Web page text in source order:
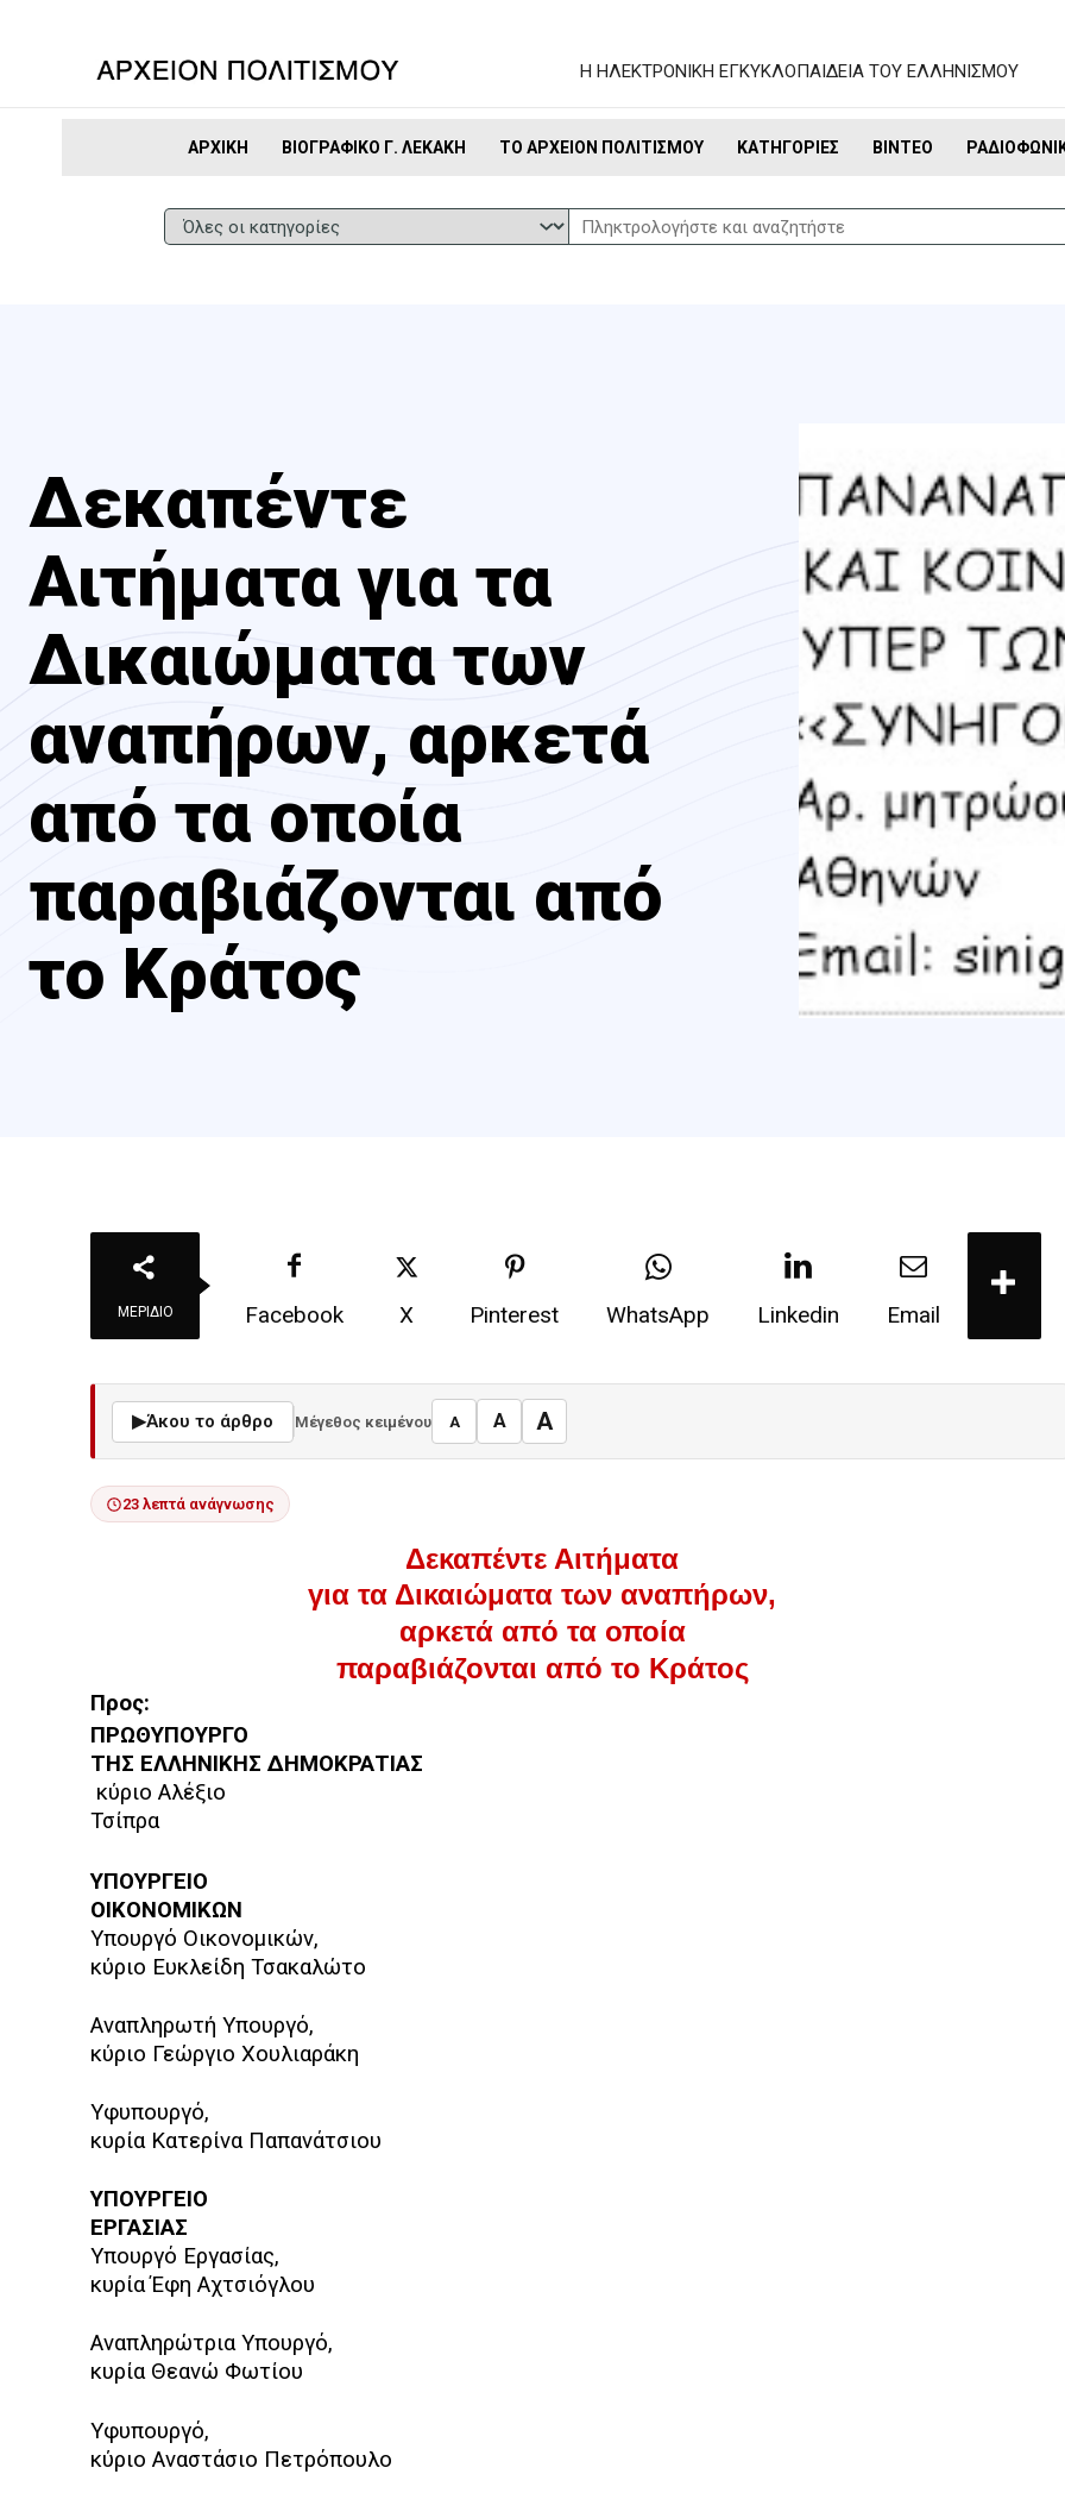
Η ΗΛΕΚΤΡΟΝΙΚΗ ΕΓΚΥΚΛΟΠΑΙΔΕΙΑ ΤΟΥ ΕΛΛΗΝΙΣΜΟΥ
ΑΡΧΙΚΉ ΒΙΟΓΡΑΦΙΚΌ Γ. ΛΕΚΆΚΗ ΤΟ ΑΡΧΕΊΟΝ ΠΟΛΙΤΙΣΜΟΎ ΚΑΤΗΓΟΡΊΕΣ ΒΊΝΤΕΟ
Δεκαπέντε
Αιτήματα για τα
Δικαιώματα των
αναπήρων, αρκετά
από τα οποία
παραβιάζονται από
το Κράτος
ΜΕΡΊΔΙΟ Facebook X Pinterest WhatsApp Linkedin Email
▶Άκου το άρθρο Μέγεθος κειμένου A A A
23 λεπτά ανάγνωσης
Δεκαπέντε Αιτήματα
για τα Δικαιώματα των αναπήρων,
αρκετά από τα οποία
παραβιάζονται από το Κράτος
Προς:
ΠΡΩΘΥΠΟΥΡΓΟ
ΤΗΣ ΕΛΛΗΝΙΚΗΣ ΔΗΜΟΚΡΑΤΙΑΣ
κύριο Αλέξιο
Τσίπρα
ΥΠΟΥΡΓΕΙΟ
ΟΙΚΟΝΟΜΙΚΩΝ
Υπουργό Οικονομικών,
κύριο Ευκλείδη Τσακαλώτο
Αναπληρωτή Υπουργό,
κύριο Γεώργιο Χουλιαράκη
Υφυπουργό,
κυρία Κατερίνα Παπανάτσιου
ΥΠΟΥΡΓΕΙΟ
ΕΡΓΑΣΙΑΣ
Υπουργό Εργασίας,
κυρία Έφη Αχτσιόγλου
Αναπληρώτρια Υπουργό,
κυρία Θεανώ Φωτίου
Υφυπουργό,
κύριο Αναστάσιο Πετρόπουλο